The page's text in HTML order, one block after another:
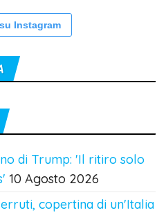
Instagram
di Trump: 'Il ritiro solo
10 Agosto 2026
copertina di un'Italia